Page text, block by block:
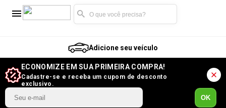
Adicione seu veículo
ECONOMIZE EM SUA PRIMEIRA COMPRA!
Cadastre-se e receba um cupom de desconto
exclusivo.
OK